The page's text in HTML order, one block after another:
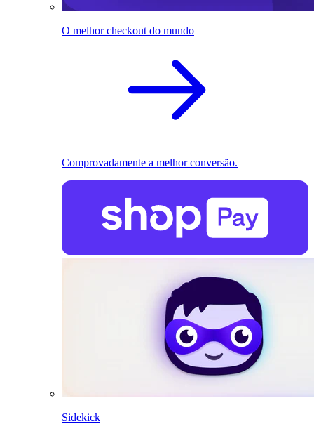
O melhor checkout do mundo
Comprovadamente a melhor conversão.
Sidekick